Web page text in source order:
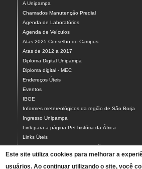
A Unipampa
Chamados Manutenção Predial
Agenda de Laboratórios
Agenda de Veículos
Atas 2025 Conselho do Campus
Atas de 2012 a 2017
Diploma Digital Unipampa
Diploma digital - MEC
Endereços Úteis
Eventos
IBGE
Informes metereológicos da região de São Borja
Ingresso Unipampa
Link para a página Pet história da África
Links Úteis
Mercado de Trabalho - Cursos São Borja
NEABI LANCEIROS NEGROS - SÃO BORJA
Pedido Almox
Este site utiliza cookies para melhorar a
usuários. Ao continuar utilizando o site, você